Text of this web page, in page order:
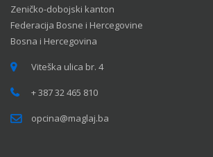
Zeničko-dobojski kanton
Federacija Bosne i Hercegovine
Bosna i Hercegovina
Viteška ulica br. 4
+ 387 32 465 810
opcina@maglaj.ba